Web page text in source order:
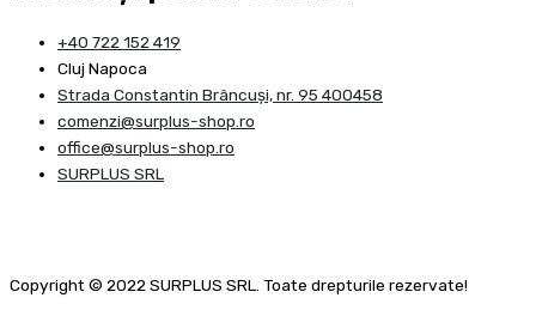
+40 722 152 419
Cluj Napoca
Strada Constantin Brâncuşi, nr. 95 400458
comenzi@surplus-shop.ro
office@surplus-shop.ro
SURPLUS SRL
Copyright © 2022 SURPLUS SRL. Toate drepturile rezervate!